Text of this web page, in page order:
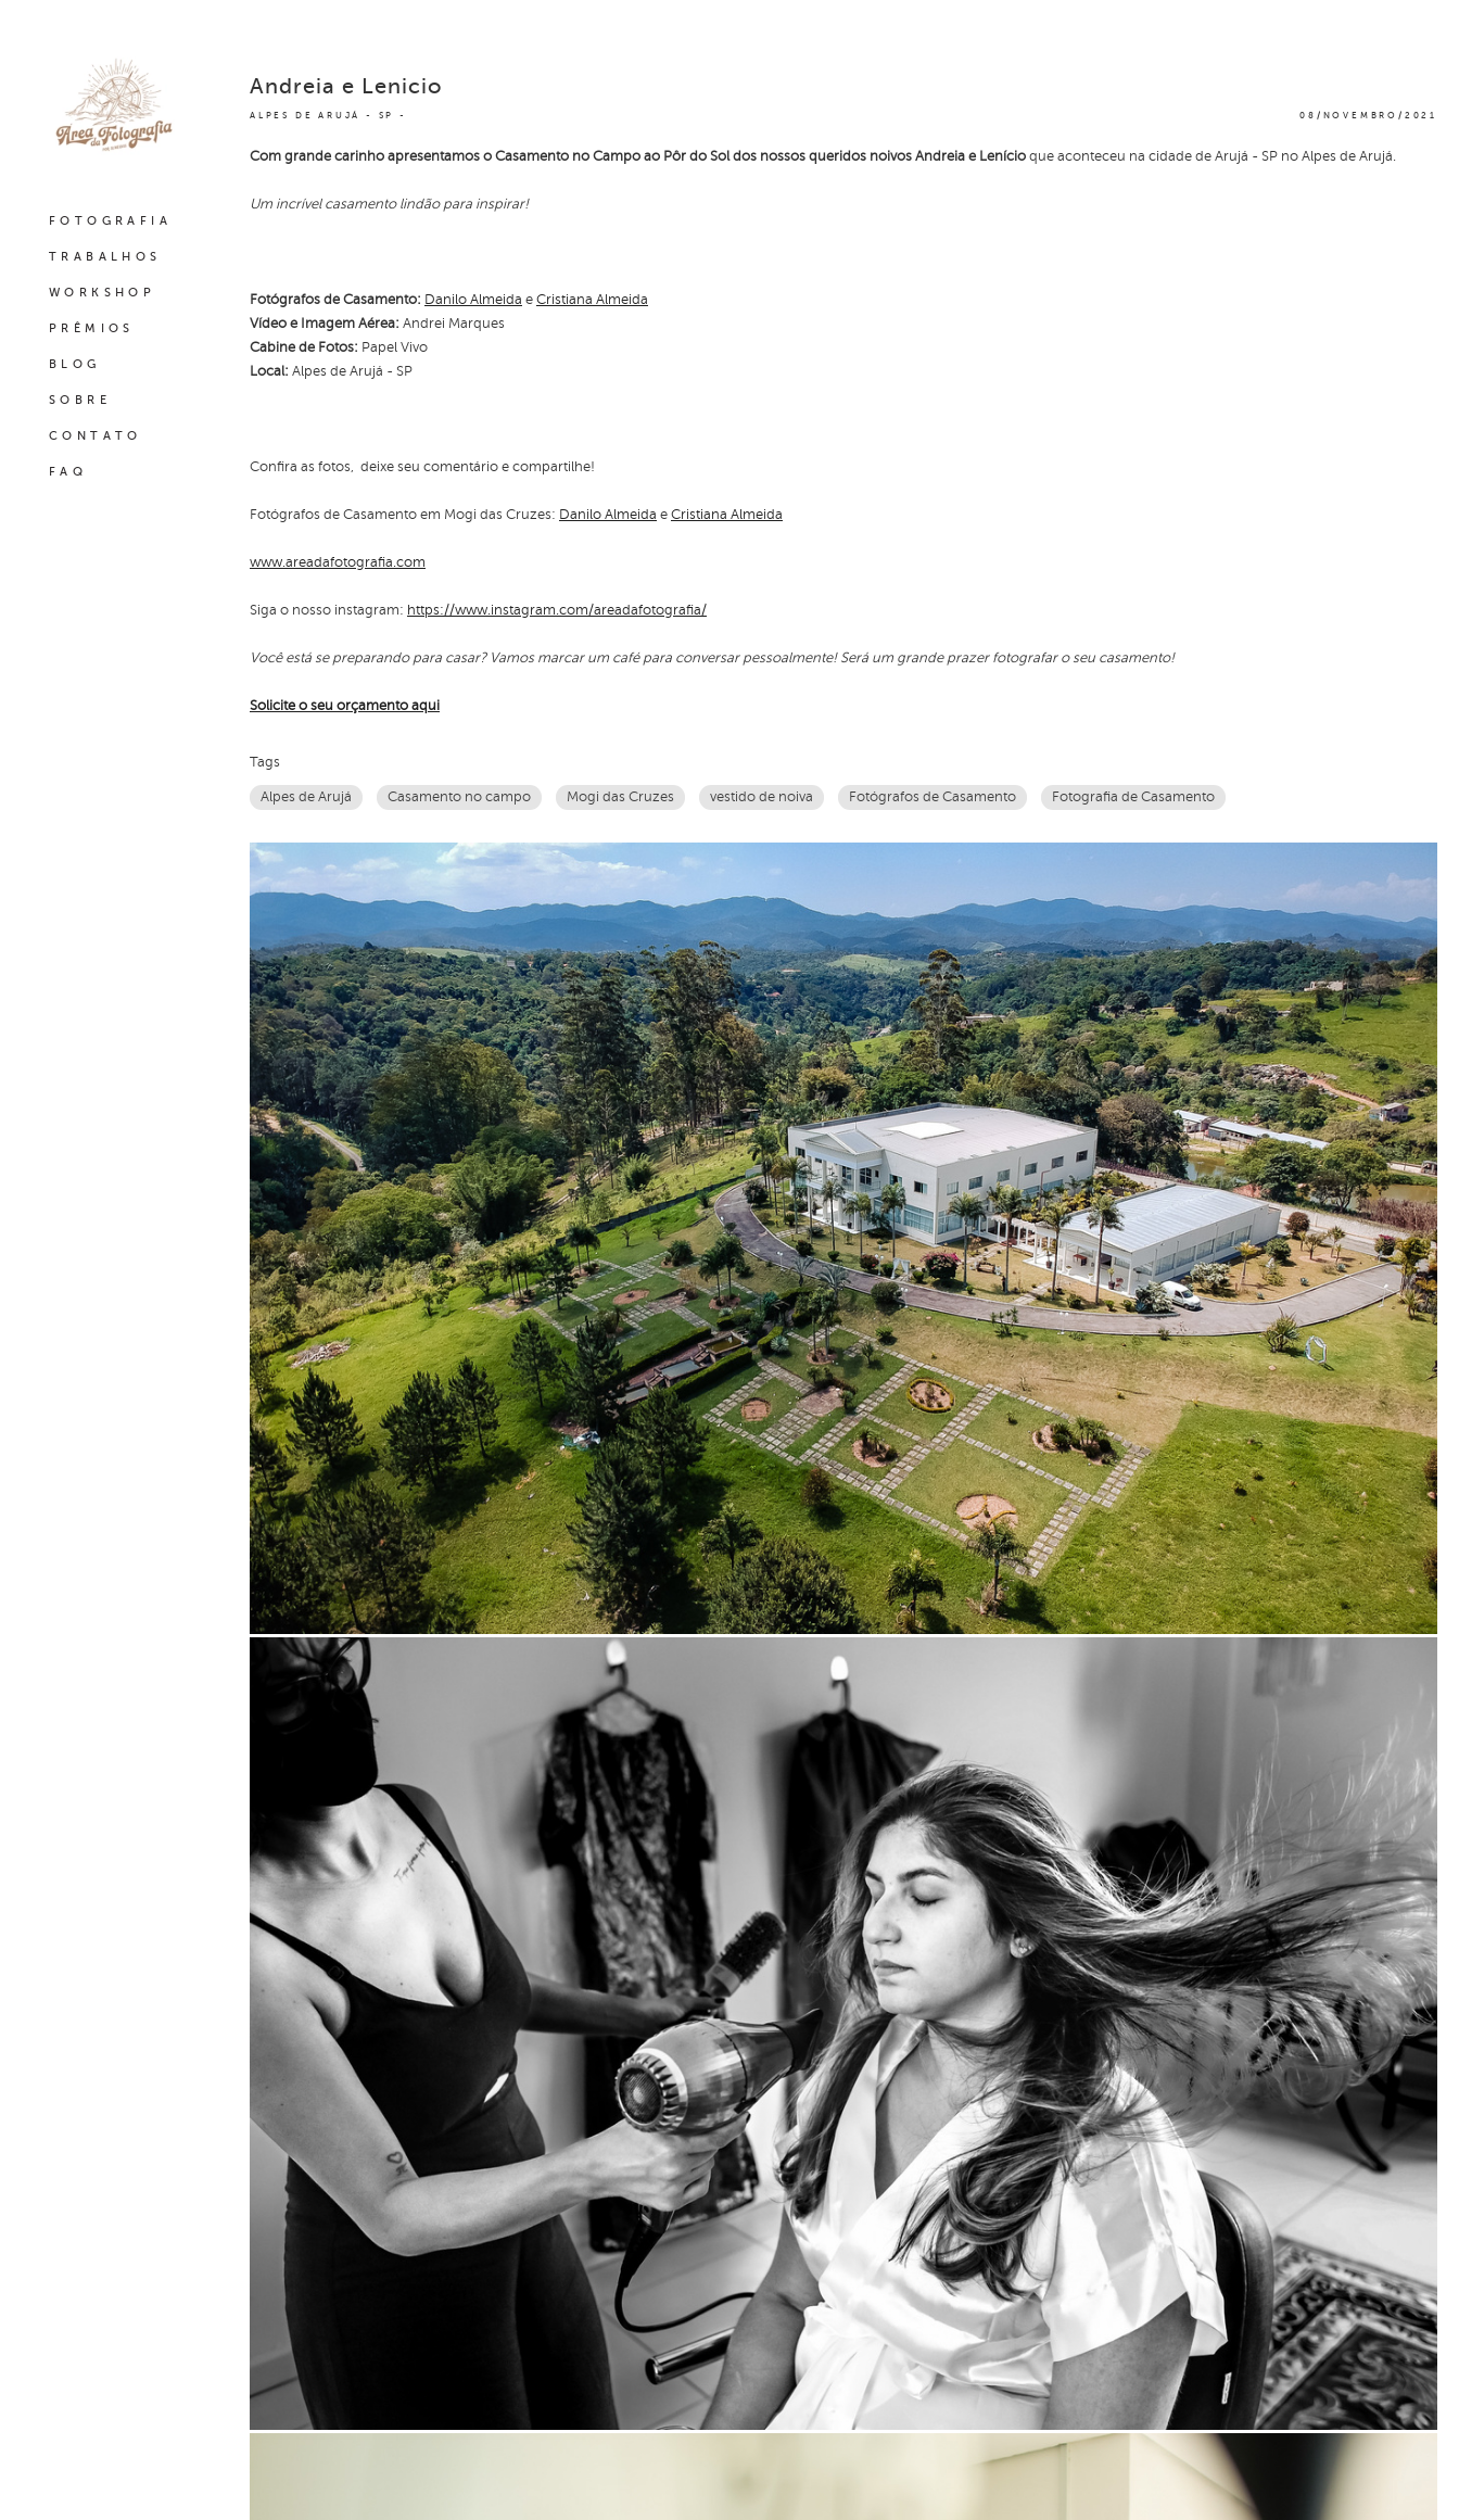
FOTOGRAFIA
TRABALHOS
WORKSHOP
PRÊMIOS
BLOG
SOBRE
CONTATO
FAQ
ALPES DE ARUJÁ - SP 08/NOVEMBRO/2021
Andreia e Lenicio
Com grande carinho apresentamos o Casamento no Campo ao Pôr do Sol dos nossos queridos noivos Andreia e Lenício que aconteceu na cidade de Arujá - SP no Alpes de Arujá.
Um incrível casamento lindão para inspirar!
Fotógrafos de Casamento: Danilo Almeida e Cristiana Almeida
Vídeo e Imagem Aérea: Andrei Marques
Cabine de Fotos: Papel Vivo
Local: Alpes de Arujá - SP
Confira as fotos, deixe seu comentário e compartilhe!
Fotógrafos de Casamento em Mogi das Cruzes: Danilo Almeida e Cristiana Almeida
www.areadafotografia.com
Siga o nosso instagram: https://www.instagram.com/areadafotografia/
Você está se preparando para casar? Vamos marcar um café para conversar pessoalmente! Será um grande prazer fotografar o seu casamento!
Solicite o seu orçamento aqui
Tags
Alpes de Arujá Casamento no campo Mogi das Cruzes vestido de noiva Fotógrafos de Casamento Fotografia de Casamento